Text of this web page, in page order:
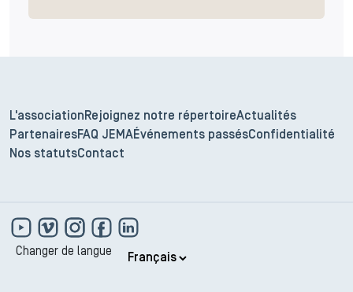
L'association Rejoignez notre répertoireActualités
PartenairesFAQ JEMAÉvénements passésConfidentialité
Nos statutsContact
Changer de langue